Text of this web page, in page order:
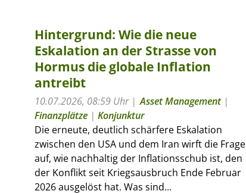
Hintergrund: Wie die neue
Eskalation an der Strasse von
Hormus die globale Inflation
antreibt
10.07.2026, 08:59 Uhr Asset Management|
Finanzplätze| Konjunktur
Die erneute, deutlich schärfere Eskalation
zwischen den USA und dem Iran wirft die Frage
auf, wie nachhaltig der Inflationsschub ist, den
der Konflikt seit Kriegsausbruch Ende Februar
2026 ausgelöst hat. Was sind...